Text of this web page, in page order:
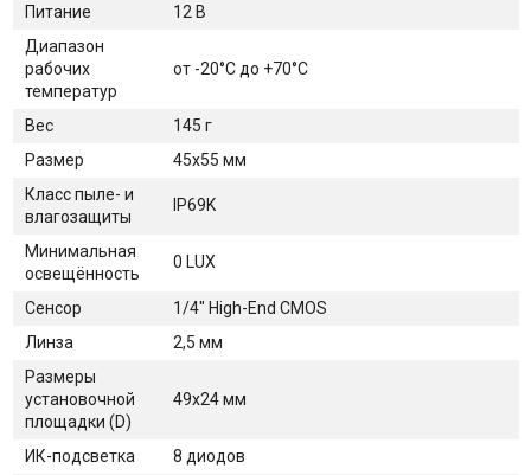
Питание
12 В
Диапазон
рабочих
температур
от -20°C до +70°C
Вес
145 г
Размер
45x55 мм
Класс пыле- и
влагозащиты
IP69K
Минимальная
освещённость
0 LUX
Сенсор
1/4" High-End CMOS
Линза
2,5 мм
Размеры
установочной
площадки (D)
49x24 мм
ИК-подсветка
8 диодов